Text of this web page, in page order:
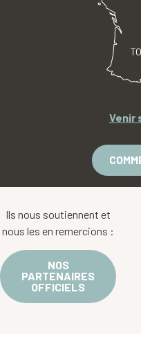
Venir
Ils nous soutiennent et
nous les en remercions :
NOS
PARTENAIRES
OFFICIELS